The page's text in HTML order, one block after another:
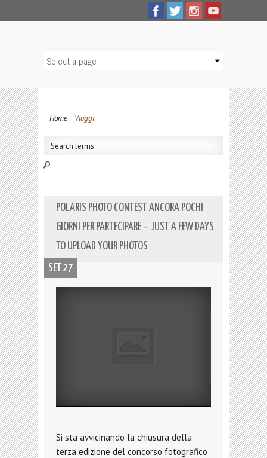
Home Viaggi
POLARIS PHOTO CONTEST ANCORA POCHI
GIORNI PER PARTECIPARE – JUST A FEW DAYS
TO UPLOAD YOUR PHOTOS
SET 27
Si sta avvicinando la chiusura della
terza edizione del concorso fotografico